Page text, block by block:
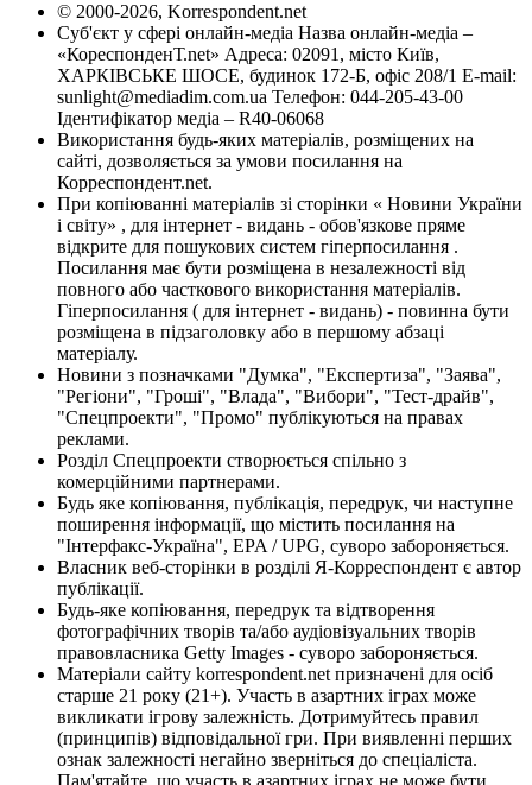
© 2000-2026, Korrespondent.net
Суб'єкт у сфері онлайн-медіа Назва онлайн-медіа –
«КореспонденТ.net» Адреса: 02091, місто Київ,
ХАРКІВСЬКЕ ШОСЕ, будинок 172-Б, офіс 208/1 E-mail:
sunlight@mediadim.com.ua Телефон: 044-205-43-00
Ідентифікатор медіа – R40-06068
Використання будь-яких матеріалів, розміщених на
сайті, дозволяється за умови посилання на
Корреспондент.net.
При копіюванні матеріалів зі сторінки « Новини України
і світу» , для інтернет - видань - обов'язкове пряме
відкрите для пошукових систем гіперпосилання .
Посилання має бути розміщена в незалежності від
повного або часткового використання матеріалів.
Гіперпосилання ( для інтернет - видань) - повинна бути
розміщена в підзаголовку або в першому абзаці
матеріалу.
Новини з позначками "Думка", "Експертиза", "Заява",
"Регіони", "Гроші", "Влада", "Вибори", "Тест-драйв",
"Спецпроекти", "Промо" публікуються на правах
реклами.
Розділ Спецпроекти створюється спільно з
комерційними партнерами.
Будь яке копіювання, публікація, передрук, чи наступне
поширення інформації, що містить посилання на
"Інтерфакс-Україна", EPA / UPG, суворо забороняється.
Власник веб-сторінки в розділі Я-Корреспондент є автор
публікації.
Будь-яке копіювання, передрук та відтворення
фотографічних творів та/або аудіовізуальних творів
правовласника Getty Images - суворо забороняється.
Матеріали сайту korrespondent.net призначені для осіб
старше 21 року (21+). Участь в азартних іграх може
викликати ігрову залежність. Дотримуйтесь правил
(принципів) відповідальної гри. При виявленні перших
ознак залежності негайно зверніться до спеціаліста.